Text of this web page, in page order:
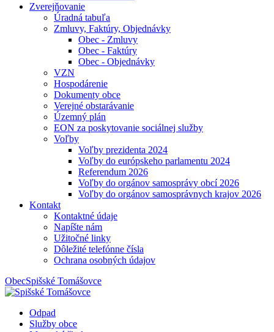
Zverejňovanie
Úradná tabuľa
Zmluvy, Faktúry, Objednávky
Obec - Zmluvy
Obec - Faktúry
Obec - Objednávky
VZN
Hospodárenie
Dokumenty obce
Verejné obstarávanie
Územný plán
EON za poskytovanie sociálnej služby
Voľby
Voľby prezidenta 2024
Voľby do európskeho parlamentu 2024
Referendum 2026
Voľby do orgánov samosprávy obcí 2026
Voľby do orgánov samosprávnych krajov 2026
Kontakt
Kontaktné údaje
Napíšte nám
Užitočné linky
Dôležité telefónne čísla
Ochrana osobných údajov
ObecSpišské Tomášovce
Odpad
Služby obce